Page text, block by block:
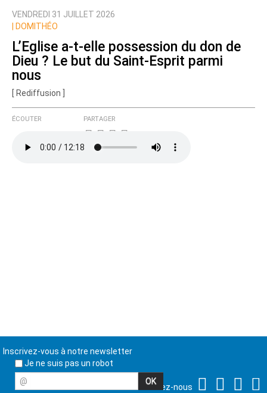
VENDREDI 31 JUILLET 2026
DOMITHÉO
L’Eglise a-t-elle possession du don de
Dieu ? Le but du Saint-Esprit parmi
nous
[ Rediffusion ]
ÉCOUTER PARTAGER
Inscrivez-vous à notre newsletter
Je ne suis pas un robot
@
Suivez-nous